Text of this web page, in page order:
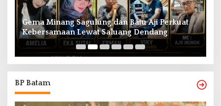
Gema Minang Sagulung dan Batu Aji Perkuat
Kebersamaan Lewat Saluang Dendang
BP Batam